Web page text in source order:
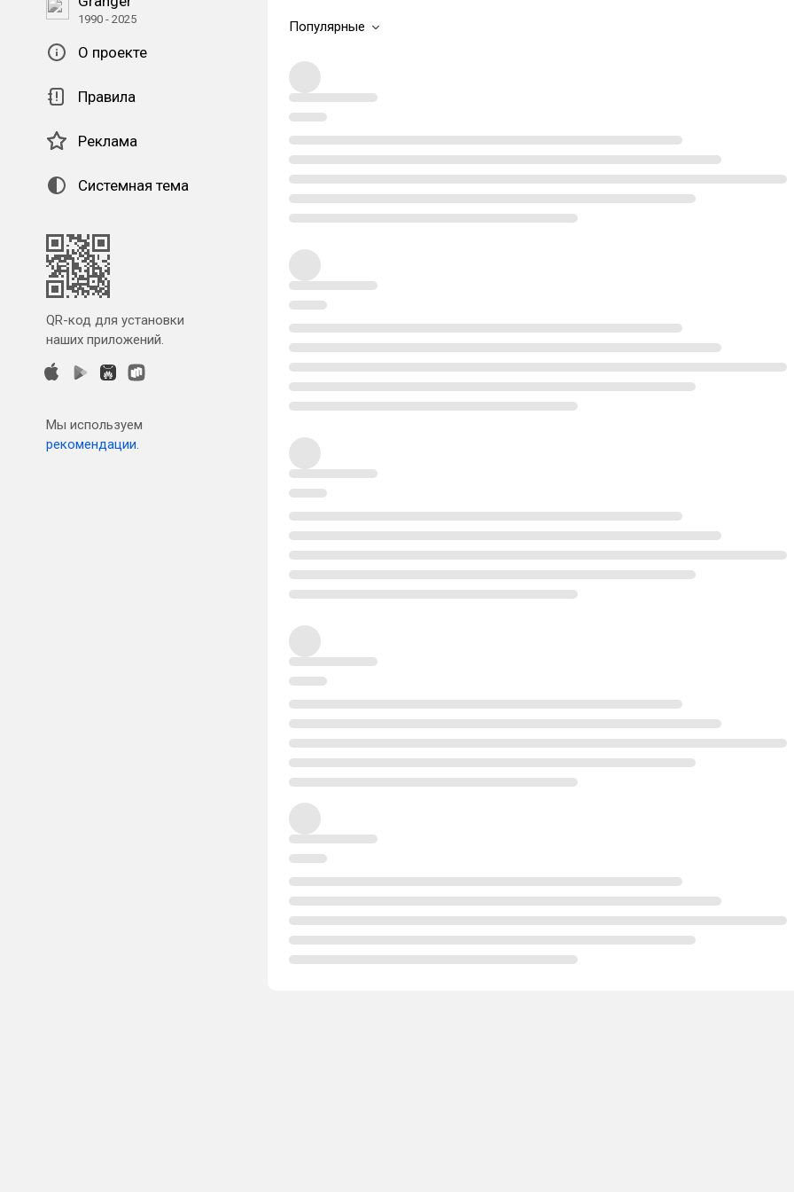
1990 - 2025
О проекте
Правила
Реклама
Системная тема
QR-код для установки
наших приложений.
Мы используем
рекомендации.
Популярные